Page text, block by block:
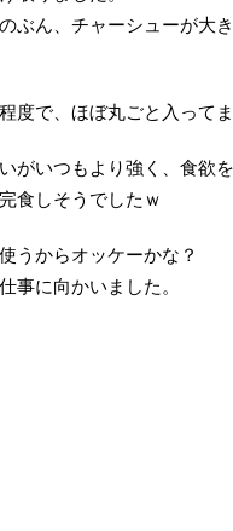
ん、チャーシューが大
度で、ほぼ丸ごと入ってま
いつもより強く、食欲を
食しそうでしたｗ
うからオッケーかな？
事に向かいました。